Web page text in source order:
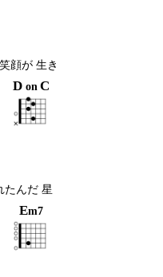
顔が 生き
D on C
たんだ 星
Em7